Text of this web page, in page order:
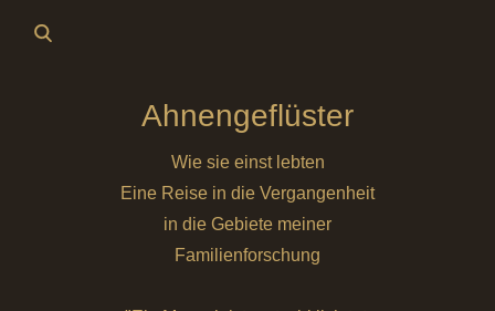
Ahnengeflüster
Wie sie einst lebten
Eine Reise in die Vergangenheit
in die Gebiete meiner
Familienforschung